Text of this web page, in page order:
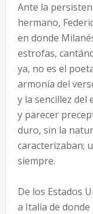
Ante la
hermano,
en donde
estrofas,
ya, no es el
armonía del
y la sencillez del
y parecer
duro, sin la
caracterizaban;
siempre.
De los Estados
a Italia de